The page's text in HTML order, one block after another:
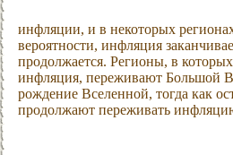
инфляции, и в некоторых
вероятности, инфляция
продолжается. Регионы, в которых
инфляция, переживают Большой
рождение Вселенной, тогда как
продолжают переживать